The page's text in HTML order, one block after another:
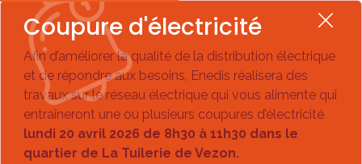
Coupure d'électricité
Afin d’améliorer la qualité de la distribution électrique
et de répondre aux besoins, Enedis réalisera des
travaux sur le réseau électrique qui vous alimente qui
entraîneront une ou plusieurs coupures d’électricité
lundi 20 avril 2026 de 8h30 à 11h30 dans le
quartier de La Tuilerie de Vezon.